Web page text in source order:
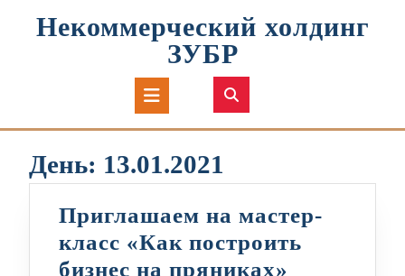
Некоммерческий холдинг
ЗУБР
Кнопка
Открыть
День: 13.01.2021
Приглашаем на мастер-
класс «Как построить
бизнес на пряниках»